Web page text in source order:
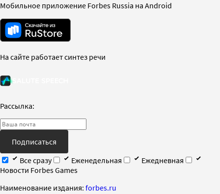
Мобильное приложение Forbes Russia на Android
На сайте работает синтез речи
Рассылка:
Подписаться
Все сразу
Еженедельная
Ежедневная
Новости Forbes Games
Наименование издания: forbes.ru